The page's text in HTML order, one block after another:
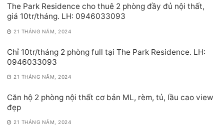
The Park Residence cho thuê 2 phòng đầy đủ nội thất,
giá 10tr/tháng. LH: 0946033093
21 THÁNG NĂM, 2024
Chỉ 10tr/tháng 2 phòng full tại The Park Residence. LH:
0946033093
21 THÁNG NĂM, 2024
Căn hộ 2 phòng nội thất cơ bản ML, rèm, tủ, lầu cao view
đẹp
21 THÁNG NĂM, 2024